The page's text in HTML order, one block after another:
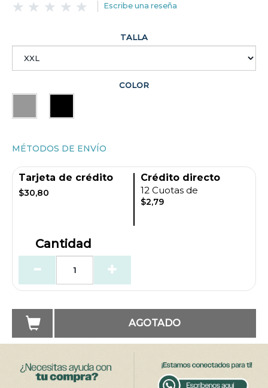
Escribe una reseña
TALLA
COLOR
MÉTODOS DE ENVÍO
Tarjeta de crédito
$30,80
Crédito directo
12 Cuotas de
$2,79
Cantidad
AGOTADO